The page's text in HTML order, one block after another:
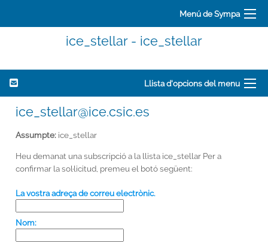
Menú de Sympa
ice_stellar - ice_stellar
Llista d'opcions del menu
ice_stellar@ice.csic.es
Assumpte: ice_stellar
Heu demanat una subscripció a la llista ice_stellar Per a
confirmar la sol·licitud, premeu el botó següent:
La vostra adreça de correu electrònic.
Nom: